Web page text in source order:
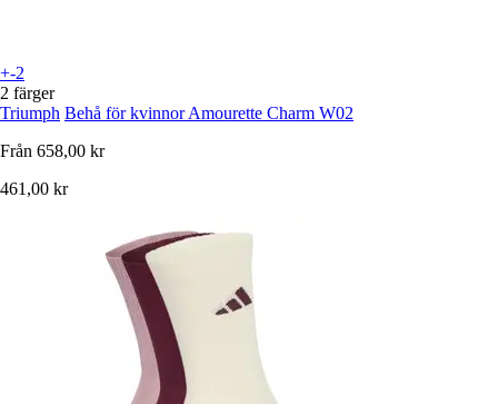
+-2
2 färger
Triumph Behå för kvinnor Amourette Charm W02
Från 658,00 kr
461,00 kr